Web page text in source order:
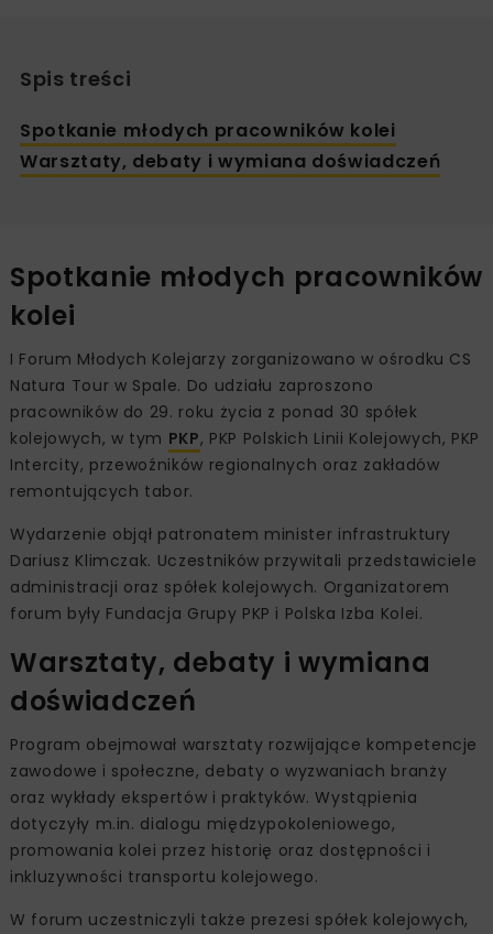
Spis treści
Spotkanie młodych pracowników kolei
Warsztaty, debaty i wymiana doświadczeń
Spotkanie młodych pracowników
kolei
I Forum Młodych Kolejarzy zorganizowano w ośrodku CS
Natura Tour w Spale. Do udziału zaproszono
pracowników do 29. roku życia z ponad 30 spółek
kolejowych, w tym PKP, PKP Polskich Linii Kolejowych, PKP
Intercity, przewoźników regionalnych oraz zakładów
remontujących tabor.
Wydarzenie objął patronatem minister infrastruktury
Dariusz Klimczak. Uczestników przywitali przedstawiciele
administracji oraz spółek kolejowych. Organizatorem
forum były Fundacja Grupy PKP i Polska Izba Kolei.
Warsztaty, debaty i wymiana
doświadczeń
Program obejmował warsztaty rozwijające kompetencje
zawodowe i społeczne, debaty o wyzwaniach branży
oraz wykłady ekspertów i praktyków. Wystąpienia
dotyczyły m.in. dialogu międzypokoleniowego,
promowania kolei przez historię oraz dostępności i
inkluzywności transportu kolejowego.
W forum uczestniczyli także prezesi spółek kolejowych,